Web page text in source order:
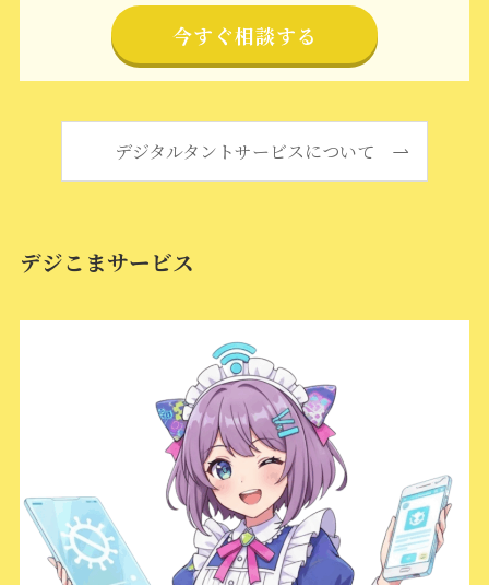
今すぐ相談する
デジタルタントサービスについて
デジこまサービス